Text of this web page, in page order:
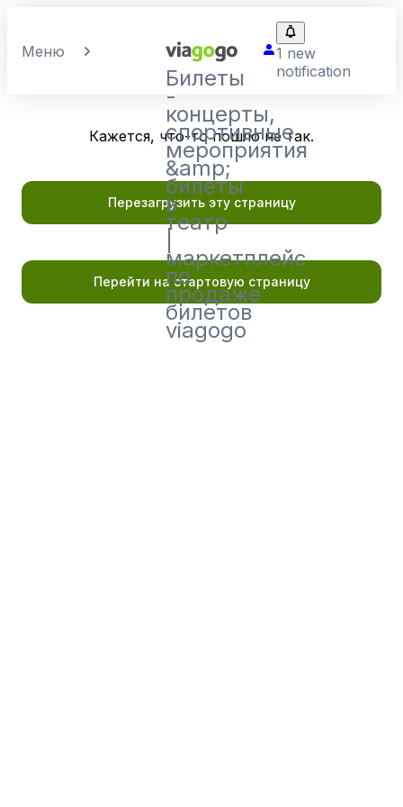
Меню
Билеты
-
концерты,
спортивные
мероприятия
&amp;
билеты
в
театр
маркетплейс
по
продаже
билетов
viagogo
1 new
notification
Кажется, что-то пошло не так.
Перезагрузить эту страницу
Перейти на стартовую страницу